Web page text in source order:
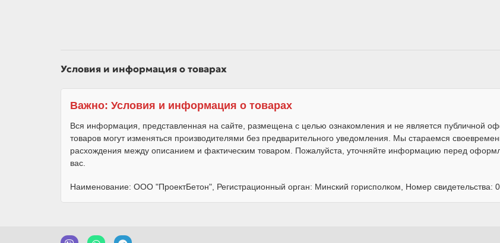
Условия и информация о товарах
Важно: Условия и информация о товарах
Вся информация, представленная на сайте, размещена с целью ознакомления и не является публичной
товаров могут изменяться производителями без предварительного уведомления. Мы стараемся
расхождения между описанием и фактическим товаром. Пожалуйста, уточняйте информацию перед
вас.
Наименование: ООО "ПроектБетон", Регистрационный орган: Минский горисполком, Номер свидетельства: